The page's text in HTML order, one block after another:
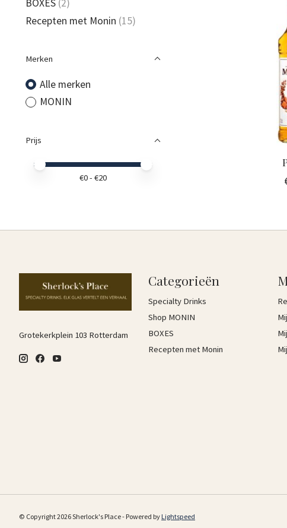
BOXES (2)
Recepten met Monin (15)
Merken
Alle merken
MONIN
Prijs
Minimale prijswaarde
Price maximum value
€0- €20
Grotekerkplein 103 Rotterdam
Categorieën
Specialty Drinks
Shop MONIN
BOXES
Recepten met Monin
© Copyright 2026 Sherlock's Place - Powered byLightspeed